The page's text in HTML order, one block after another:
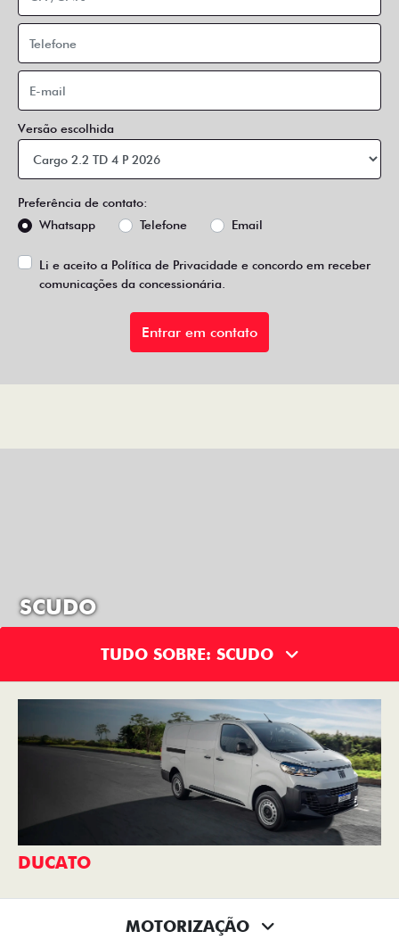
Versão escolhida
Preferência de contato:
Whatsapp
Telefone Email
Li e aceito a Política de Privacidade e concordo em receber
comunicações da concessionária.
Entrar em contato
SCUDO
TUDO SOBRE: SCUDO
DUCATO
MOTORIZAÇÃO